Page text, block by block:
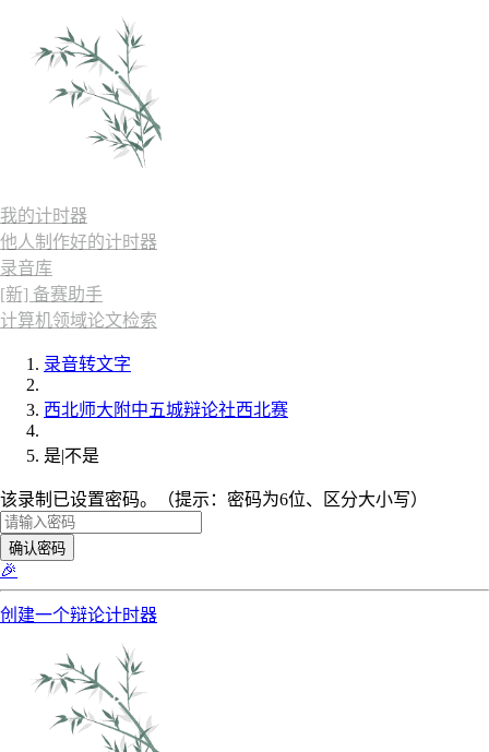
我的计时器
他人制作好的计时器
录音库
[新] 备赛助手
计算机领域论文检索
录音转文字
西北师大附中五城辩论社西北赛
是|不是
该录制已设置密码。（提示：密码为6位、区分大小写）
确认密码
🎉
创建一个辩论计时器